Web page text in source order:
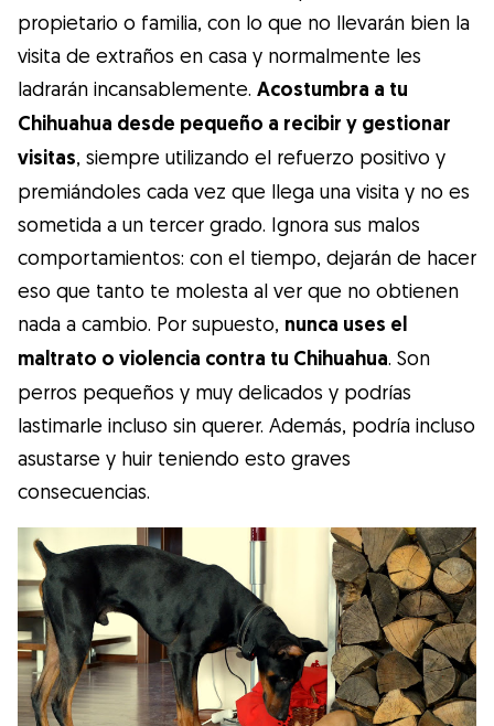
propietario o familia, con lo que no llevarán bien la
visita de extraños en casa y normalmente les
ladrarán incansablemente. Acostumbra a tu
Chihuahua desde pequeño a recibir y gestionar
visitas, siempre utilizando el refuerzo positivo y
premiándoles cada vez que llega una visita y no es
sometida a un tercer grado. Ignora sus malos
comportamientos: con el tiempo, dejarán de hacer
eso que tanto te molesta al ver que no obtienen
nada a cambio. Por supuesto, nunca uses el
maltrato o violencia contra tu Chihuahua. Son
perros pequeños y muy delicados y podrías
lastimarle incluso sin querer. Además, podría incluso
asustarse y huir teniendo esto graves
consecuencias.